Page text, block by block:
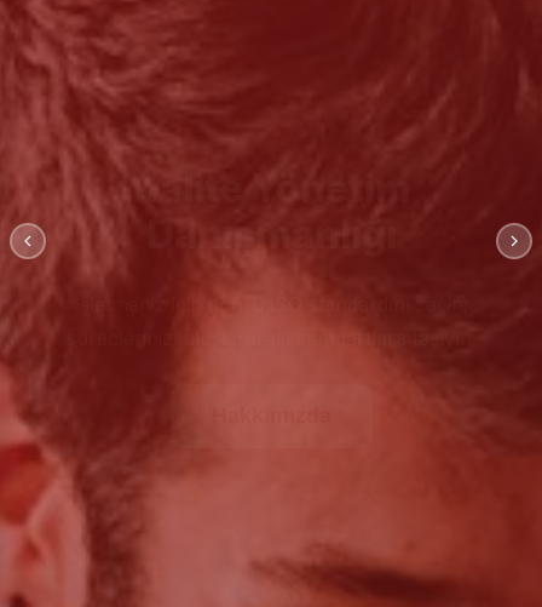
Kalite Yönetim
Danışmanlığı
İşletmeniz için doğru İSO standardını seçin;
süreçlerinizi uluslararası standartlara taşıyın.